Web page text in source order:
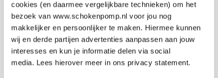
cookies (en daarmee vergelijkbare technieken) om het
bezoek van www.schokenpomp.nl voor jou nog
makkelijker en persoonlijker te maken. Hiermee kunnen
wij en derde partijen advertenties aanpassen aan jouw
interesses en kun je informatie delen via social
media. Lees hierover meer in ons privacy statement.
Omdat al onze docenten artsen en co-assistenten zijn,
kunnen zij iedere vraag uit de praktijk beantwoorden.